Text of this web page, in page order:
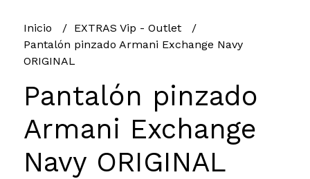
Inicio
EXTRAS Vip - Outlet
Pantalón pinzado Armani Exchange Navy
ORIGINAL
Pantalón pinzado
Armani Exchange
Navy ORIGINAL